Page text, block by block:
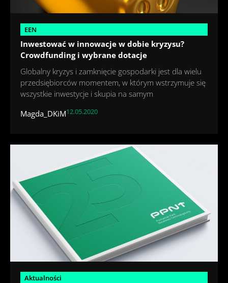
EEN
Inwestować w innowacje w dobie kryzysu?
Crowdfunding i wybrane dotacje
Globalny kryzys i zamknięcie gospodarki jest dla wielu
przedsiębiorców momentem, w którym wstrzymuje się
wszystkie inwestycje i skupia na samym
Magda_DKiM12.05.2020
Aktualności